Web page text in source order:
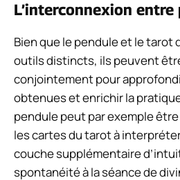
L’interconnexion
Bien que le pendule et le tarot
outils distincts, ils peuvent
conjointement pour
obtenues et enrichir la
pendule peut par exemple
les cartes du tarot à
couche supplémentaire
spontanéité à la séance de